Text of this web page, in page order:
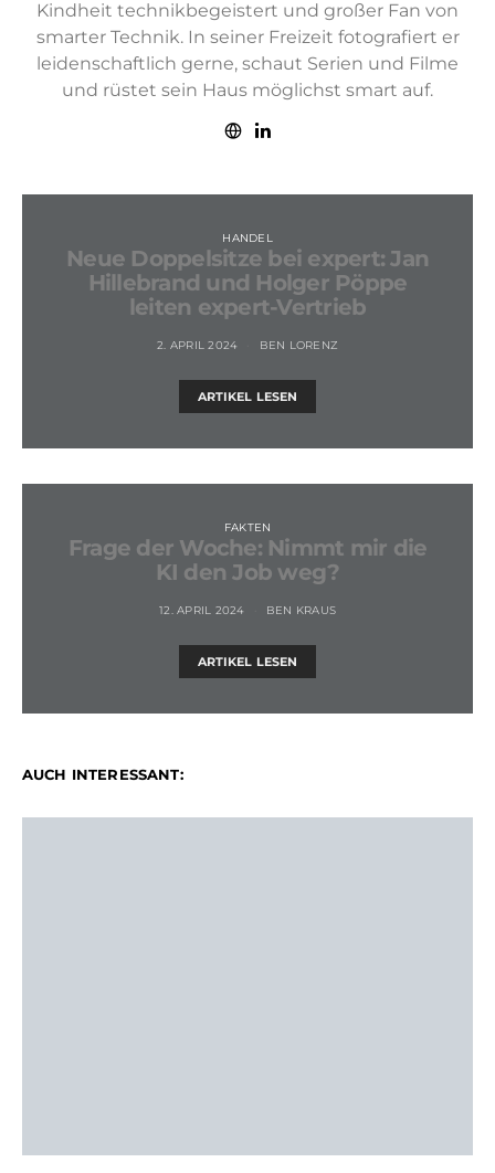
Kindheit technikbegeistert und großer Fan von
smarter Technik. In seiner Freizeit fotografiert er
leidenschaftlich gerne, schaut Serien und Filme
und rüstet sein Haus möglichst smart auf.
HANDEL
Neue Doppelsitze bei expert: Jan
Hillebrand und Holger Pöppe
leiten expert-Vertrieb
2. APRIL 2024 BEN LORENZ
ARTIKEL LESEN
FAKTEN
Frage der Woche: Nimmt mir die
KI den Job weg?
12. APRIL 2024 BEN KRAUS
ARTIKEL LESEN
AUCH INTERESSANT: